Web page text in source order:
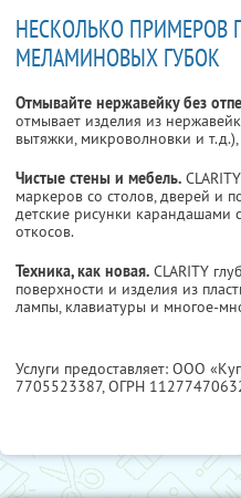
НЕСКОЛЬКО ПРИМЕРОВ
МЕЛАМИНОВЫХ ГУБОК
Отмывайте нержавейку без
отмывает изделия из
вытяжки, микроволновки и
Чистые стены и мебель.
маркеров со столов, дверей и
детские рисунки карандашами
откосов.
Техника, как новая. CLARITY
поверхности и изделия из
лампы, клавиатуры и многое-
Услуги предоставляет: ООО
7705523387, ОГРН